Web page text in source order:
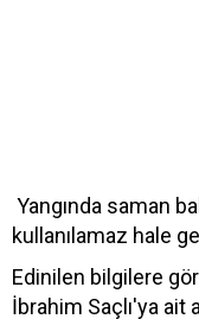
Yangında saman
kullanılamaz hale
Edinilen bilgilere
İbrahim Saçlı'ya ait